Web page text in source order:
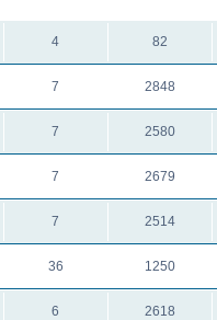
4 82
7 2848
7 2580
7 2679
7 2514
36 1250
6 2618